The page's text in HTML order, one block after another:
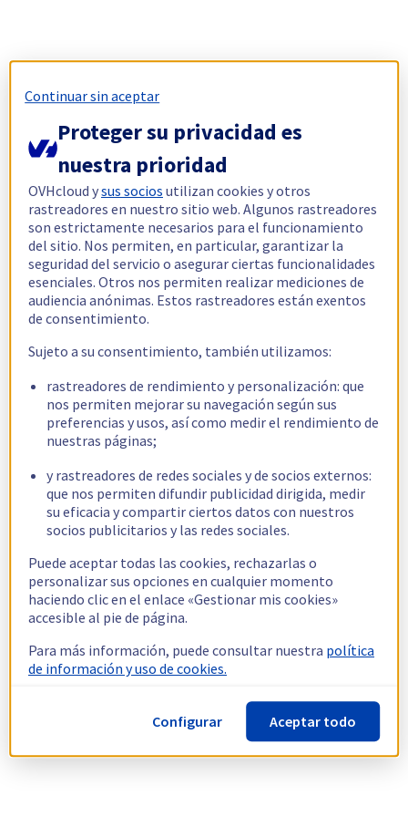
Continuar sin aceptar
Proteger su privacidad es
nuestra prioridad
OVHcloud ysus socios utilizan cookies y otros
rastreadores en nuestro sitio web. Algunos rastreadores
son estrictamente necesarios para el funcionamiento
del sitio. Nos permiten, en particular, garantizar la
seguridad del servicio o asegurar ciertas funcionalidades
esenciales. Otros nos permiten realizar mediciones de
audiencia anónimas. Estos rastreadores están exentos
de consentimiento.
Sujeto a su consentimiento, también utilizamos:
rastreadores de rendimiento y personalización: que
nos permiten mejorar su navegación según sus
preferencias y usos, así como medir el rendimiento de
nuestras páginas;
y rastreadores de redes sociales y de socios externos:
que nos permiten difundir publicidad dirigida, medir
su eficacia y compartir ciertos datos con nuestros
socios publicitarios y las redes sociales.
Puede aceptar todas las cookies, rechazarlas o
personalizar sus opciones en cualquier momento
haciendo clic en el enlace «Gestionar mis cookies»
accesible al pie de página.
Para más información, puede consultar nuestra política
de información y uso de cookies.
Configurar Aceptar todo